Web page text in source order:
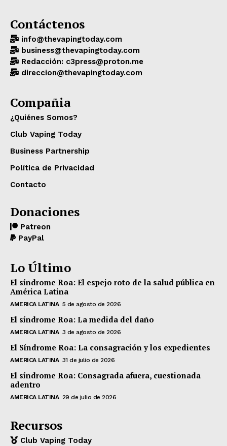
Contáctenos
info@thevapingtoday.com
business@thevapingtoday.com
Redacción: c3press@proton.me
direccion@thevapingtoday.com
Compañia
¿Quiénes Somos?
Club Vaping Today
Business Partnership
Política de Privacidad
Contacto
Donaciones
Patreon
PayPal
Lo Último
El síndrome Roa: El espejo roto de la salud pública en
América Latina
AMERICA LATINA 5 de agosto de 2026
El síndrome Roa: La medida del daño
AMERICA LATINA 3 de agosto de 2026
El Síndrome Roa: La consagración y los expedientes
AMERICA LATINA 31 de julio de 2026
El síndrome Roa: Consagrada afuera, cuestionada
adentro
AMERICA LATINA 29 de julio de 2026
Recursos
Club Vaping Today